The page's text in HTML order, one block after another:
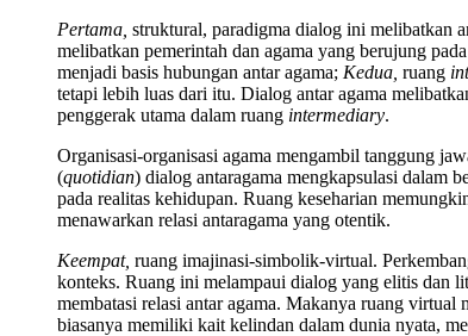
Pertama, struktural, paradigma dialog ini melibatkan
melibatkan pemerintah dan agama yang berujung
menjadi basis hubungan antar agama; Kedua, ruang
tetapi lebih luas dari itu. Dialog antar agama
penggerak utama dalam ruang intermediary.
Organisasi-organisasi agama mengambil tanggung
(quotidian) dialog antaragama mengkapsulasi dalam
pada realitas kehidupan. Ruang keseharian
menawarkan relasi antaragama yang otentik.
Keempat, ruang imajinasi-simbolik-virtual.
konteks. Ruang ini melampaui dialog yang elitis dan
membatasi relasi antar agama. Makanya ruang
biasanya memiliki kait kelindan dalam dunia nyata,